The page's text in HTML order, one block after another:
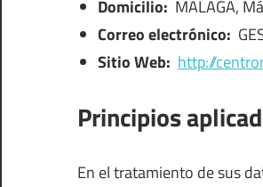
Domicilio: MÁLAGA,
Correo electrónico:
Sitio Web: http://
Principios
En el tratamiento de sus